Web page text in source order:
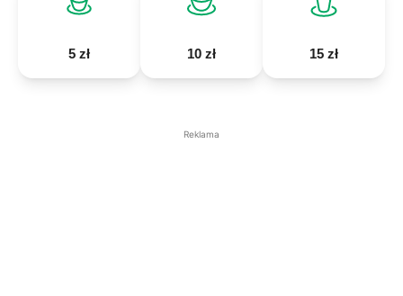
5 zł 10 zł 15 zł
Reklama